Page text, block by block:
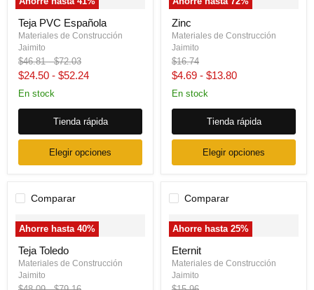
primary">
Teja PVC Española
Materiales de Construcción
Jaimito
Precio
original
$46.81-Precio
original
$72.03
$24.50 - $52.24
En stock
Tienda rápida
Elegir opciones
primary">
Zinc
Materiales de Construcción
Jaimito
Precio
original
$16.74
$4.69 - $13.80
En stock
Tienda rápida
Elegir opciones
Comparar
" class="productitem--image-
primary">
Ahorre hasta40%
Teja Toledo
Materiales de Construcción
Jaimito
Comparar
" class="productitem--image-
primary">
Ahorre hasta25%
Eternit
Materiales de Construcción
Jaimito